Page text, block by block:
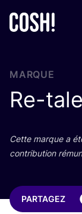
MARQUE
Re-tale
Cette marque a
contri­bu­tion
PARTAGEZ